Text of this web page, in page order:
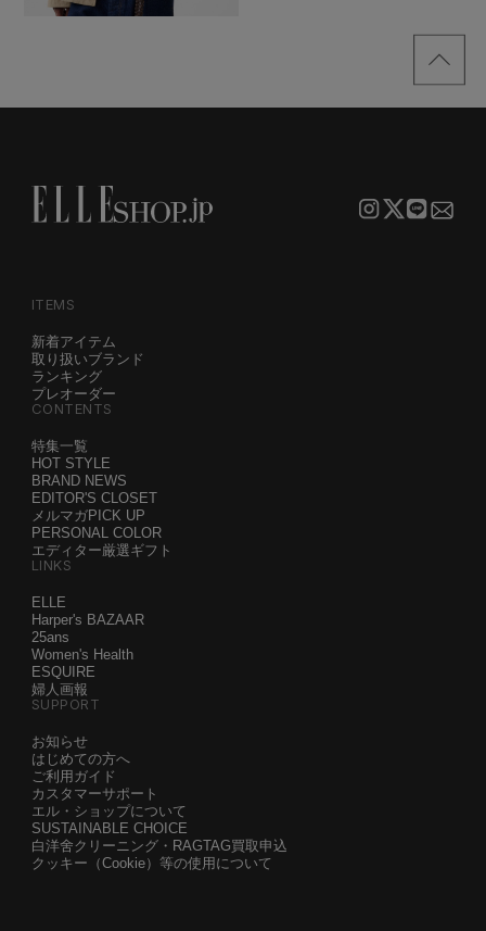
ITEMS
新着アイテム
取り扱いブランド
ランキング
プレオーダー
CONTENTS
特集一覧
HOT STYLE
BRAND NEWS
EDITOR'S CLOSET
メルマガPICK UP
PERSONAL COLOR
エディター厳選ギフト
LINKS
ELLE
Harper's BAZAAR
25ans
Women's Health
ESQUIRE
婦人画報
SUPPORT
お知らせ
はじめての方へ
ご利用ガイド
カスタマーサポート
エル・ショップについて
SUSTAINABLE CHOICE
白洋舍クリーニング・RAGTAG買取申込
クッキー（Cookie）等の使用について